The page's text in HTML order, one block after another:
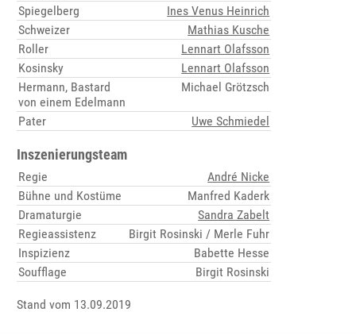
Spiegelberg
Ines Venus Heinrich
Schweizer
Mathias Kusche
Roller
Lennart Olafsson
Kosinsky
Lennart Olafsson
Hermann, Bastard
von einem Edelmann
Michael Grötzsch
Pater Uwe Schmiedel
Inszenierungsteam
Regie
André Nicke
Bühne und Kostüme
Manfred Kaderk
Dramaturgie
Sandra Zabelt
Regieassistenz
Birgit Rosinski / Merle Fuhr
Inspizienz
Babette Hesse
Soufflage
Birgit Rosinski
Stand vom 13.09.2019